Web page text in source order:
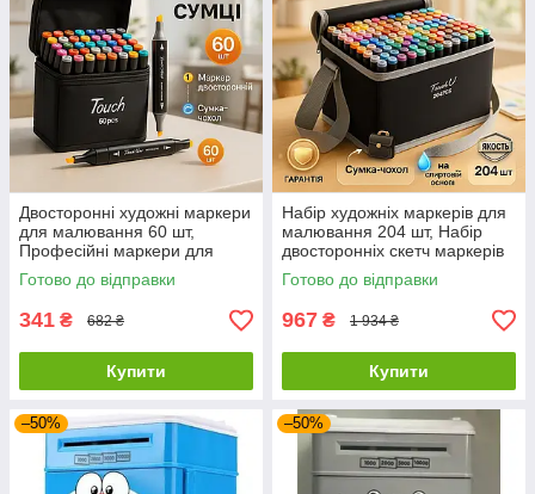
Двосторонні художні маркери
для малювання 60 шт,
Професійні маркери для
скетчингу MS-95
Готово до відправки
341 ₴ 682 ₴
Купити
Набір художніх маркерів для
малювання 204 шт, Набір
двосторонніх скетч маркерів
спиртових HO-20
Готово до відправки
967 ₴ 1 934 ₴
Купити
–50% –50%